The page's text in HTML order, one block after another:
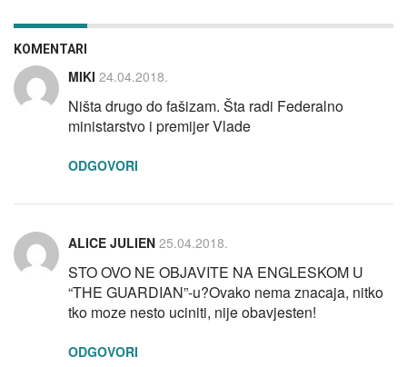
KOMENTARI
MIKI 24.04.2018.
Ništa drugo do fašizam. Šta radi Federalno
ministarstvo i premijer Vlade
ODGOVORI
ALICE JULIEN 25.04.2018.
STO OVO NE OBJAVITE NA ENGLESKOM U
“THE GUARDIAN”-u?Ovako nema znacaja, nitko
tko moze nesto uciniti, nije obavjesten!
ODGOVORI